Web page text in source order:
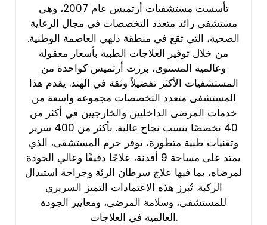
تأسست مستشفيات أرتميس عام 2007، وهي
مستشفى رائد متعدد التخصصات في مجال الرعاية
الصحية، التي تقع في منطقة دلهي العاصمة الوطنية.
من خلال توفير العلاجات الطبية بأسعار معقولة
وعالمية المستوى، برزت أرتميس كواحدة من
المستشفيات الأكثر تفضيلاً وثقة في الهند. يقدم هذا
المستشفى متعدد التخصصات مجموعة واسعة من
خدمات المرضى الداخليين والخارجيين في أكثر من
40 تخصصًا بنسب نجاح عالية. بأكثر من 400 سرير
وتقنيات طبية متطورة، يوفر حرم المستشفى، الذي
يمتد على مساحة 9 أفدنة، علاجًا دقيقًا وعالي الجودة
لمرضاه، بما فيها علاج سرطان الرئة وجراحة استبدال
الركبة. تُبرز هذه الاعتمادات التميز السريري
للمستشفى، وسلامة المرضى، ومعايير الجودة
العالمية في العلاجات.